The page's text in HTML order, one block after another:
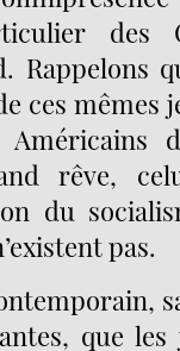
des
Rappelons
ces mêmes
rêve,
du
pas.
que les